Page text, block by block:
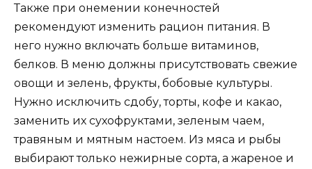
Также при онемении конечностей
рекомендуют изменить рацион питания. В
него нужно включать больше витаминов,
белков. В меню должны присутствовать свежие
овощи и зелень, фрукты, бобовые культуры.
Нужно исключить сдобу, торты, кофе и какао,
заменить их сухофруктами, зеленым чаем,
травяным и мятным настоем. Из мяса и рыбы
выбирают только нежирные сорта, а жареное и